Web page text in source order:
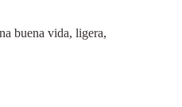
buena vida, ligera,